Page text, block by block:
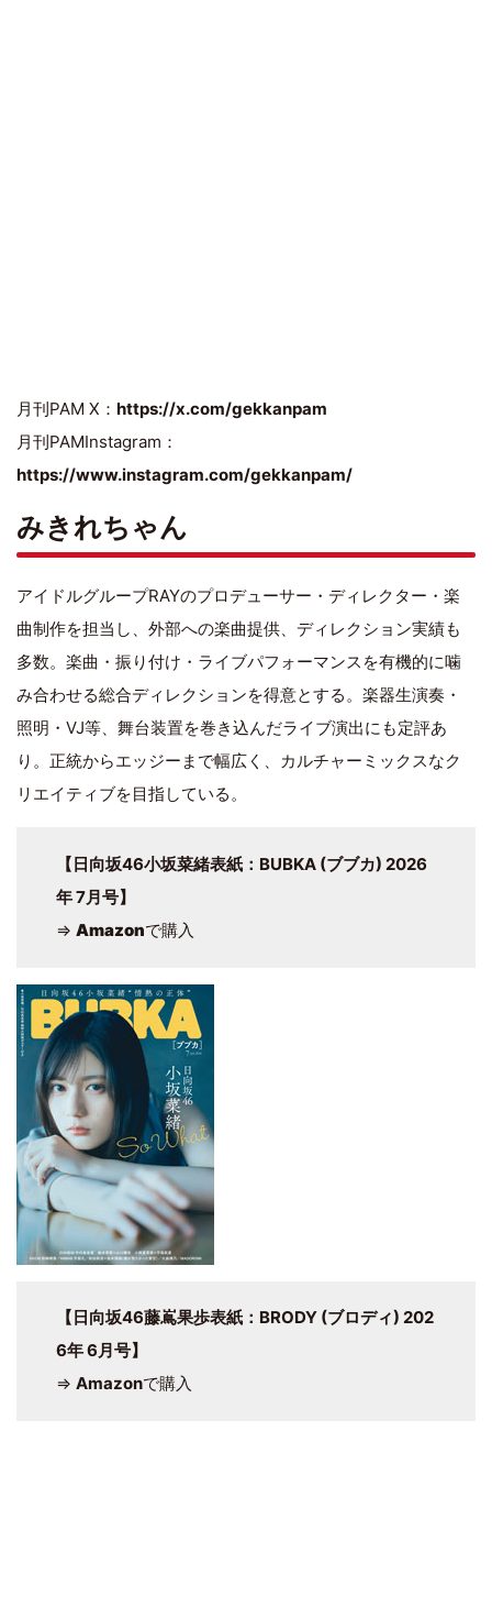
月刊PAM X： https://x.com/gekkanpam
月刊PAMInstagram：
https://www.instagram.com/gekkanpam/
みきれちゃん
アイドルグループRAYのプロデューサー・ディレクター・楽
曲制作を担当し、外部への楽曲提供、ディレクション実績も
多数。楽曲・振り付け・ライブパフォーマンスを有機的に噛
み合わせる総合ディレクションを得意とする。楽器生演奏・
照明・VJ等、舞台装置を巻き込んだライブ演出にも定評あ
り。正統からエッジーまで幅広く、カルチャーミックスなク
リエイティブを目指している。
【日向坂46小坂菜緒表紙：BUBKA (ブブカ) 2026
年 7月号】
⇒ Amazonで購入
【日向坂46藤嶌果歩表紙：BRODY (ブロディ) 202
6年 6月号】
⇒ Amazonで購入